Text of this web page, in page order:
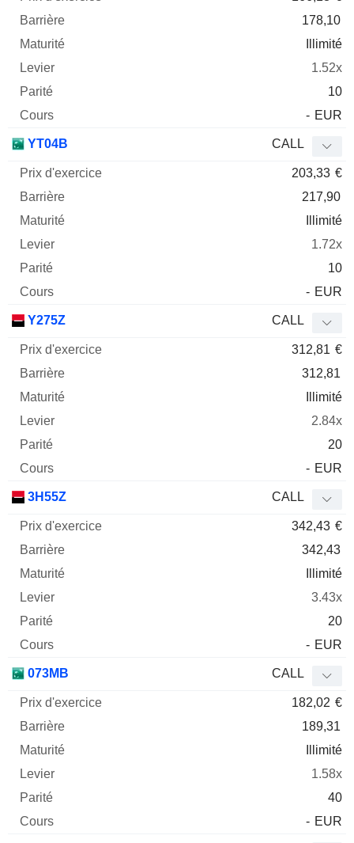
178,10
Illimité
1.52x
10
- EUR
YT04B CALL
203,33 €
217,90
Illimité
1.72x
10
- EUR
Y275Z CALL
312,81 €
312,81
Illimité
2.84x
20
- EUR
3H55Z CALL
342,43 €
342,43
Illimité
3.43x
20
- EUR
073MB CALL
182,02 €
189,31
Illimité
1.58x
40
- EUR